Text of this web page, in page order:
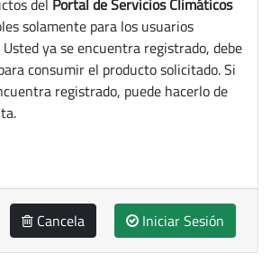
solamente para los usuarios
ya se encuentra registrado, debe
consumir el producto solicitado. Si
registrado, puede hacerlo de
Cancela Iniciar Sesión